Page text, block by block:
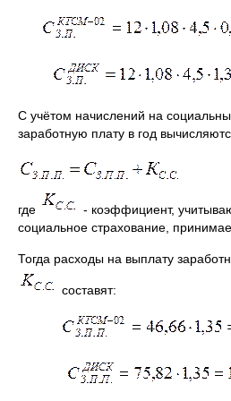
С учётом начислений на
заработную плату в год
где
- коэффициент,
социальное страхование,
Тогда расходы на выплату
составят: